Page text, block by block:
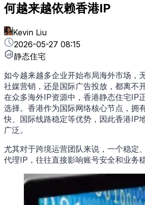
何越来越依赖香港IP
Kevin Liu
2026-05-27 08:15
静态住宅
如今越来越多企业开始布局海外市场，
社媒营销，还是国际广告投放，都离不
在众多海外IP资源中，香港静态住宅IP
选择。香港作为国际网络核心节点，拥
快、国际线路稳定等优势，因此香港IP
广泛。
尤其对于跨境运营团队来说，一个稳定
代理IP，往往直接影响账号安全和业务稳